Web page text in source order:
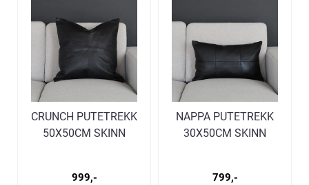
CRUNCH PUTETREKK
50X50CM SKINN
999,-
NAPPA PUTETREKK
30X50CM SKINN
799,-